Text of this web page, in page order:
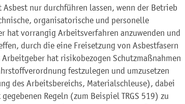
nur durchführen lassen, wenn der Betrieb
organisatorische und personelle
hat vorrangig Arbeitsverfahren anzuwenden und
durch die eine Freisetzung von Asbestfasern
hat risikobezogen Schutzmaßnahmen
festzulegen und umzusetzen
des Arbeitsbereichs, Materialschleuse), dabei
Regeln (zum Beispiel TRGS 519) zu